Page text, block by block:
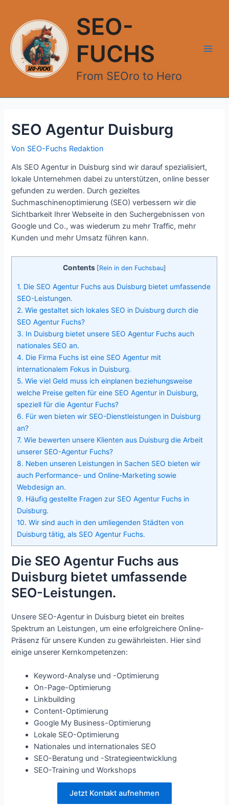
springen
SEO-
FUCHS
From SEOro to Hero
SEO Agentur Duisburg
Von SEO-Fuchs Redaktion
Als SEO Agentur in Duisburg sind wir darauf spezialisiert,
lokale Unternehmen dabei zu unterstützen, online besser
gefunden zu werden. Durch gezieltes
Suchmaschinenoptimierung (SEO) verbessern wir die
Sichtbarkeit Ihrer Webseite in den Suchergebnissen von
Google und Co., was wiederum zu mehr Traffic, mehr
Kunden und mehr Umsatz führen kann.
Contents [Rein in den Fuchsbau]
1. Die SEO Agentur Fuchs aus Duisburg bietet umfassende
SEO-Leistungen.
2. Wie gestaltet sich lokales SEO in Duisburg durch die
SEO Agentur Fuchs?
3. In Duisburg bietet unsere SEO Agentur Fuchs auch
nationales SEO an.
4. Die Firma Fuchs ist eine SEO Agentur mit
internationalem Fokus in Duisburg.
5. Wie viel Geld muss ich einplanen beziehungsweise
welche Preise gelten für eine SEO Agentur in Duisburg,
speziell für die Agentur Fuchs?
6. Für wen bieten wir SEO-Dienstleistungen in Duisburg
an?
7. Wie bewerten unsere Klienten aus Duisburg die Arbeit
unserer SEO-Agentur Fuchs?
8. Neben unseren Leistungen in Sachen SEO bieten wir
auch Performance- und Online-Marketing sowie
Webdesign an.
9. Häufig gestellte Fragen zur SEO Agentur Fuchs in
Duisburg.
10. Wir sind auch in den umliegenden Städten von
Duisburg tätig, als SEO Agentur Fuchs.
Die SEO Agentur Fuchs aus
Duisburg bietet umfassende
SEO-Leistungen.
Unsere SEO-Agentur in Duisburg bietet ein breites
Spektrum an Leistungen, um eine erfolgreichere Online-
Präsenz für unsere Kunden zu gewährleisten. Hier sind
einige unserer Kernkompetenzen:
Keyword-Analyse und -Optimierung
On-Page-Optimierung
Linkbuilding
Content-Optimierung
Google My Business-Optimierung
Lokale SEO-Optimierung
Nationales und internationales SEO
SEO-Beratung und -Strategieentwicklung
SEO-Training und Workshops
Jetzt Kontakt aufnehmen